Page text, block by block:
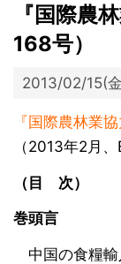
『国際農
168号）
2013/02/15(
『国際農林業
（2013年2月
（目 次）
巻頭言
中国の食糧輸